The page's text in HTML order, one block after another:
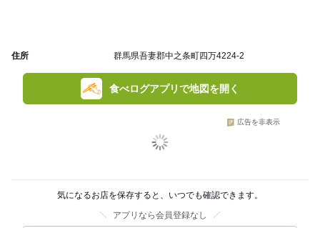
住所 群馬県吾妻郡中之条町四万4224-2
食べログアプリで地図を開く
広告を非表示
気になるお店を保存すると、いつでも確認できます。
アプリなら会員登録なし